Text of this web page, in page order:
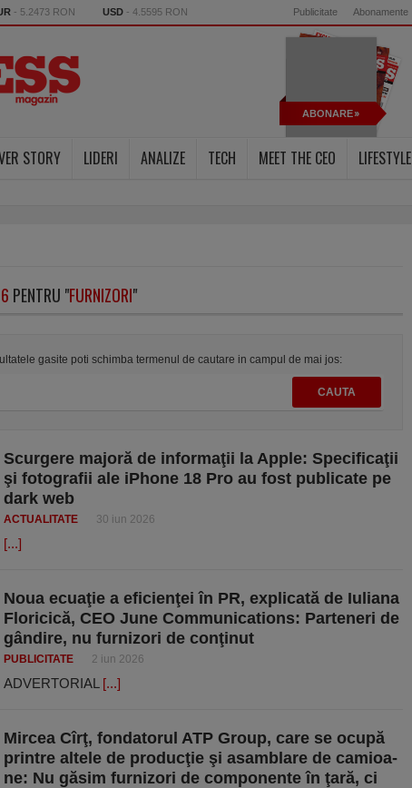
- 5.2473 RON USD - 4.5595 RON Publicitate Abonamente
ABONARE
STORY LIDERI ANALIZE TECH MEET THE CEO LIFESTYLE
PENTRU "FURNIZORI"
gasite poti schimba termenul de cautare in campul de mai jos:
Scurgere majoră de informaţii la Apple: Specificaţii
şi fotografii ale iPhone 18 Pro au fost publicate pe
dark web
ACTUALITATE 30 iun 2026
[...]
Noua ecuaţie a eficienţei în PR, explicată de Iuliana
Floricică, CEO June Communications: Parteneri de
gândire, nu furnizori de conţinut
PUBLICITATE 2 iun 2026
ADVERTORIAL [...]
Mircea Cîrţ, fondatorul ATP Group, care se ocupă
printre altele de produc­ţie şi asam­blare de cami­oa­
ne: Nu găsim furnizori de componente în ţară, ci